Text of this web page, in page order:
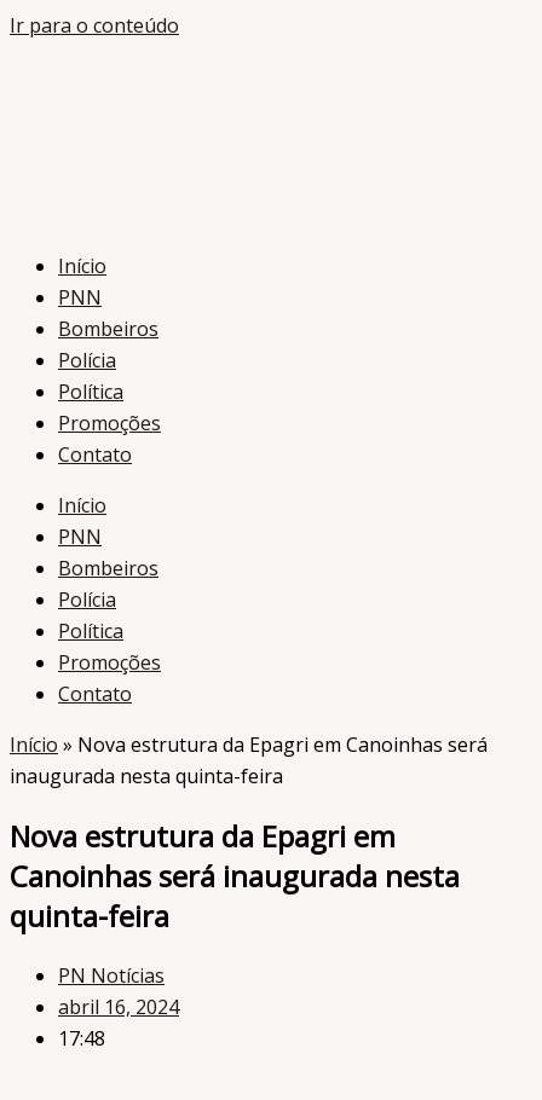
Ir para o conteúdo
Início
PNN
Bombeiros
Polícia
Política
Promoções
Contato
Início
PNN
Bombeiros
Polícia
Política
Promoções
Contato
Início » Nova estrutura da Epagri em Canoinhas será
inaugurada nesta quinta-feira
Nova estrutura da Epagri em
Canoinhas será inaugurada nesta
quinta-feira
PN Notícias
abril 16, 2024
17:48